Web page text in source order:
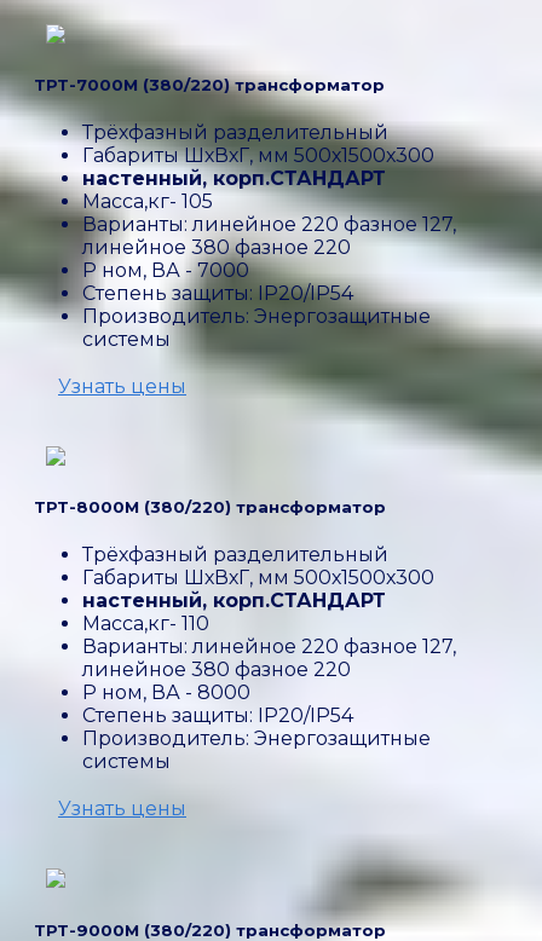
ТРТ-7000М (380/220) трансформатор
Трёхфазный разделительный
Габариты ШхВхГ, мм 500х1500х300
настенный, корп.СТАНДАРТ
Масса,кг- 105
Варианты: линейное 220 фазное 127,
линейное 380 фазное 220
P ном, ВА - 7000
Степень защиты: IP20/IP54
Производитель: Энергозащитные
системы
Узнать цены
ТРТ-8000М (380/220) трансформатор
Трёхфазный разделительный
Габариты ШхВхГ, мм 500х1500х300
настенный, корп.СТАНДАРТ
Масса,кг- 110
Варианты: линейное 220 фазное 127,
линейное 380 фазное 220
P ном, ВА - 8000
Степень защиты: IP20/IP54
Производитель: Энергозащитные
системы
Узнать цены
ТРТ-9000М (380/220) трансформатор